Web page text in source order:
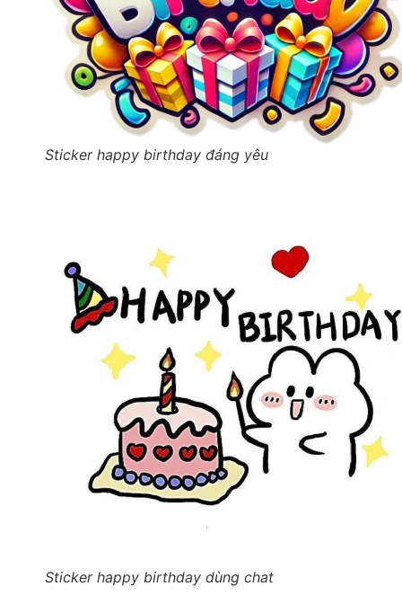
Sticker happy birthday đáng yêu
Sticker happy birthday dùng chat